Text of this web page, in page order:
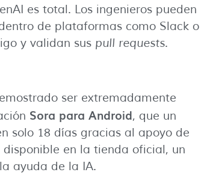
es total. Los ingenieros pueden
de plataformas como Slack o
y validan sus pull requests.
ser extremadamente
Sora para Android, que un
solo 18 días gracias al apoyo de
en la tienda oficial, un
ayuda de la IA.